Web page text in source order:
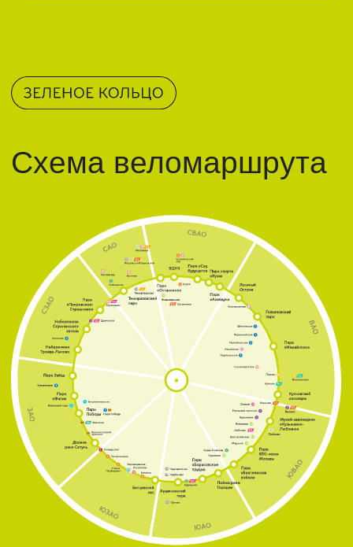
Интерактивная карта
веломаршрута
Скачать GPX-трек